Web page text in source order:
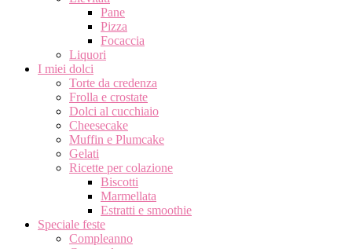
Pane
Pizza
Focaccia
Liquori
I miei dolci
Torte da credenza
Frolla e crostate
Dolci al cucchiaio
Cheesecake
Muffin e Plumcake
Gelati
Ricette per colazione
Biscotti
Marmellata
Estratti e smoothie
Speciale feste
Compleanno